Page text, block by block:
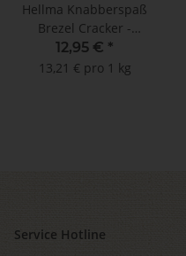
Hellma Knabberspaß
Brezel Cracker -
gesalzen - MHD:
18.03.2026 !! (28
12,95 € *
13,21 € pro 1 kg
Service Hotline